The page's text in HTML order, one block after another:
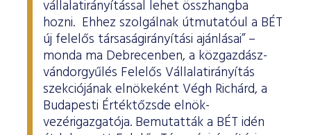
vállalatirányítással lehet összhangba
hozni. Ehhez szolgálnak útmutatóul a BÉT
új felelős társaságirányítási ajánlásai” –
monda ma Debrecenben, a közgazdász-
vándorgyűlés Felelős Vállalatirányítás
szekciójának elnökeként Végh Richárd, a
Budapesti Értéktőzsde elnök-
vezérigazgatója. Bemutatták a BÉT idén